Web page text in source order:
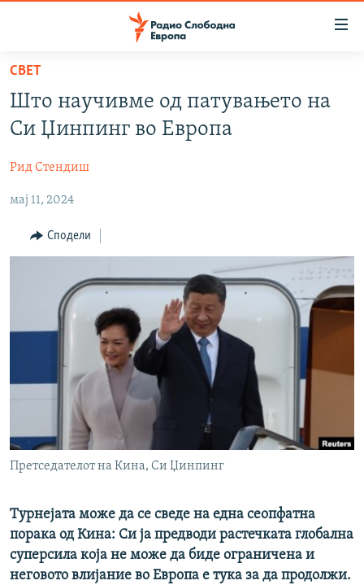
Оди
содржината
Оди
главната
Премини
ВЕСТИ
ШТО ТРЕБА ДА ЗНАЕТЕ
ПРИЈАВИ СЕ ЗА ЊУЗЛЕТЕР
СЛЕДЕТЕ НЕ
РСЕ веб страници
СВЕТ
Што научивме од патувањето на
Си Џинпинг во Европа
Рид Стендиш
мај 11, 2024
Сподели
Претседателот на Кина, Си Џинпинг
Турнејата може да се сведе на една сеопфатна
порака од Кина: Си ја предводи растечката глобална
суперсила која не може да биде ограничена и
неговото влијание во Европа е тука за да продолжи.